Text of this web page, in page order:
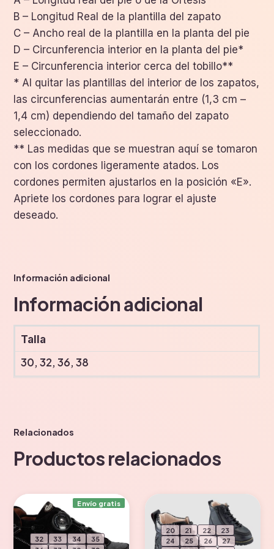
B – Longitud Real de la plantilla del zapato
C – Ancho real de la plantilla en la planta del pie
D – Circunferencia interior en la planta del pie*
E – Circunferencia interior cerca del tobillo**
* Al quitar las plantillas del interior de los zapatos,
las circunferencias aumentarán entre (1,3 cm –
1,4 cm) dependiendo del tamaño del zapato
seleccionado.
** Las medidas que se muestran aquí se tomaron
con los cordones ligeramente atados. Los
cordones permiten ajustarlos en la posición «E».
Apriete los cordones para lograr el ajuste
deseado.
Información adicional
Información adicional
Talla
30, 32, 36, 38
Relacionados
Productos relacionados
Envío gratis
32 33 34
35
20 21 22
23
24
25 26
27